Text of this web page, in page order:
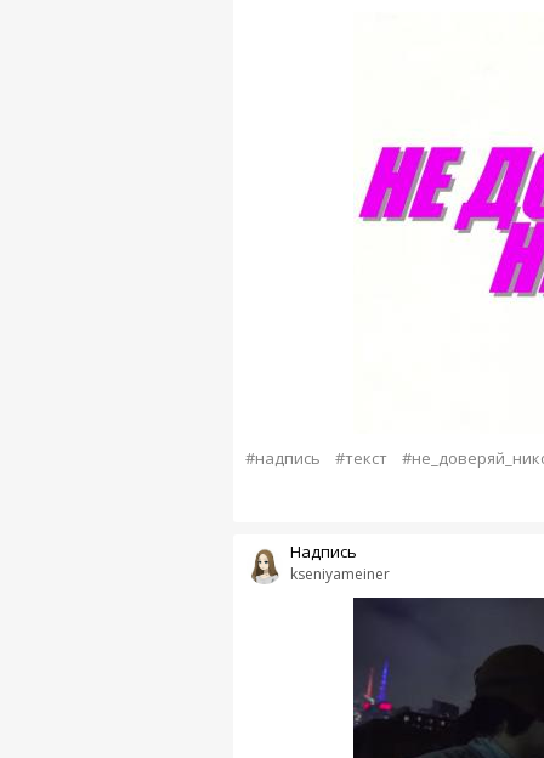
#надпись #текст
kseniyameiner
Надпись